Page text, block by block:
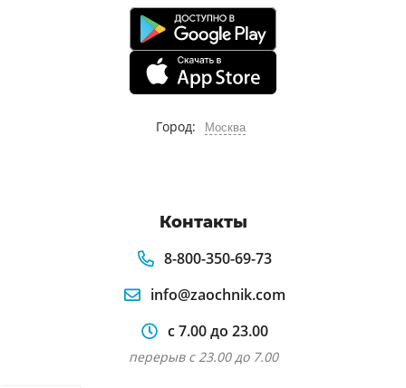
Город: Москва
Контакты
8-800-350-69-73
info@zaochnik.com
с 7.00 до 23.00
перерыв с 23.00 до 7.00